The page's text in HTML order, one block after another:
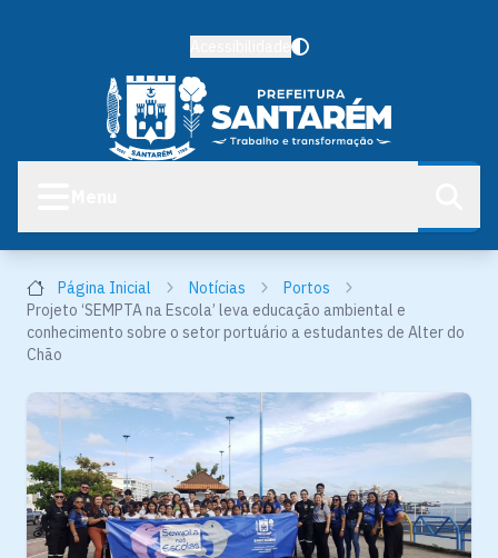
Página Inicial Notícias
Portos
Projeto ‘SEMPTA na Escola’ leva educação ambiental e
conhecimento sobre o setor portuário a estudantes de Alter do
Chão